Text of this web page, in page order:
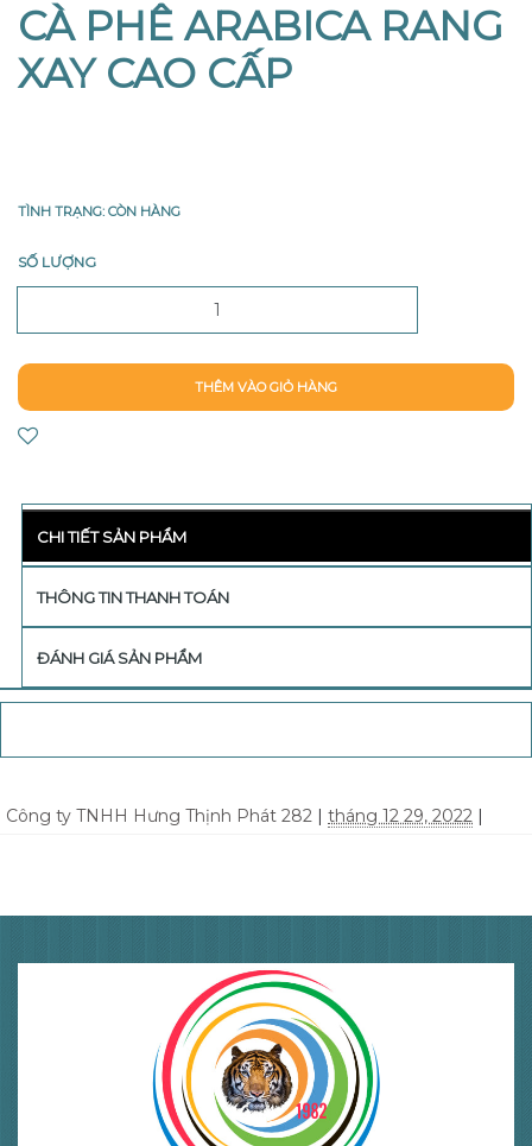
CÀ PHÊ ARABICA RANG
XAY CAO CẤP
TÌNH TRẠNG: CÒN HÀNG
SỐ LƯỢNG
THÊM VÀO GIỎ HÀNG
CHI TIẾT SẢN PHẨM
THÔNG TIN THANH TOÁN
ĐÁNH GIÁ SẢN PHẨM
Công ty TNHH Hưng Thịnh Phát 282 | tháng 12 29, 2022 |